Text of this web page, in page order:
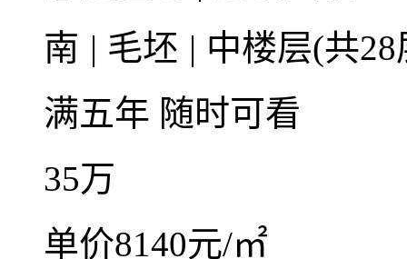
南 | 毛坯 | 中楼层(共
满五年 随时可看
35万
单价8140元/㎡